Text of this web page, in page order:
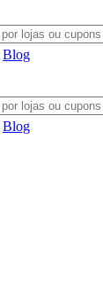
Blog
Blog